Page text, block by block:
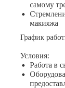
самому
макияжа
График
Условия:
Работа в